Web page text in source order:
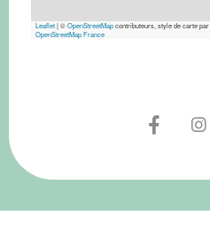
Leaflet|©OpenStreetMapcontributeurs, style de carte par
OpenStreetMap France